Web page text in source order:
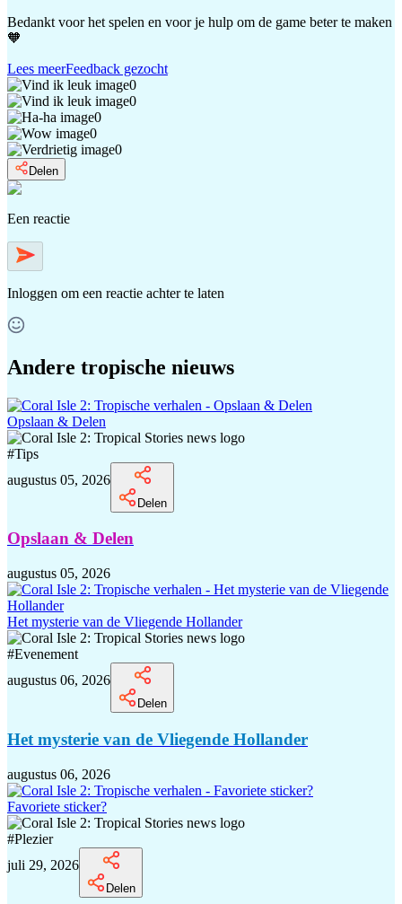
Bedankt voor het spelen en voor je hulp om de game beter te maken
🧡
Lees meerFeedback gezocht
0
0
0
0
0
Delen
Een reactie
Inloggen om een reactie achter te laten
Andere tropische nieuws
Opslaan & Delen
#Tips
augustus 05, 2026
Delen
Opslaan & Delen
augustus 05, 2026
Het mysterie van de Vliegende Hollander
#Evenement
augustus 06, 2026
Delen
Het mysterie van de Vliegende Hollander
augustus 06, 2026
Favoriete sticker?
#Plezier
juli 29, 2026
Delen